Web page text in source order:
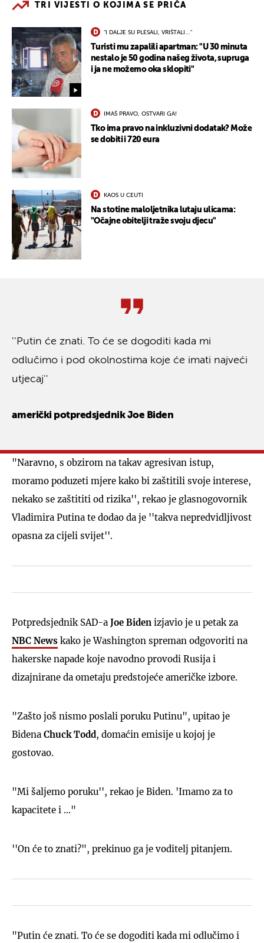
TRI VIJESTI O KOJIMA SE PRIČA
"I DALJE SU PLESALI, VRIŠTALI..."
Turisti mu zapalili apartman: "U 30 minuta
nestalo je 50 godina našeg života, supruga
i ja ne možemo oka sklopiti"
IMAŠ PRAVO, OSTVARI GA!
Tko ima pravo na inkluzivni dodatak? Može
se dobiti i 720 eura
KAOS U CEUTI
Na stotine maloljetnika lutaju ulicama:
"Očajne obitelji traže svoju djecu"
''Putin će znati. To će se dogoditi kada mi
odlučimo i pod okolnostima koje će imati najveći
utjecaj''
američki potpredsjednik Joe Biden
"Naravno, s obzirom na takav agresivan istup,
moramo poduzeti mjere kako bi zaštitili svoje interese,
nekako se zaštititi od rizika'', rekao je glasnogovornik
Vladimira Putina te dodao da je ''takva nepredvidljivost
opasna za cijeli svijet''.
Potpredsjednik SAD-a Joe Biden izjavio je u petak za
NBC News kako je Washington spreman odgovoriti na
hakerske napade koje navodno provodi Rusija i
dizajnirane da ometaju predstojeće američke izbore.
"Zašto još nismo poslali poruku Putinu", upitao je
Bidena Chuck Todd, domaćin emisije u kojoj je
gostovao.
"Mi šaljemo poruku'', rekao je Biden. 'Imamo za to
kapacitete i ..."
''On će to znati?", prekinuo ga je voditelj pitanjem.
"Putin će znati. To će se dogoditi kada mi odlučimo i